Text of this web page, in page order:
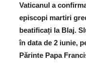
Vaticanul a
episcopi martiri
beatificați la Blaj.
în data de 2 iunie,
Părinte Papa